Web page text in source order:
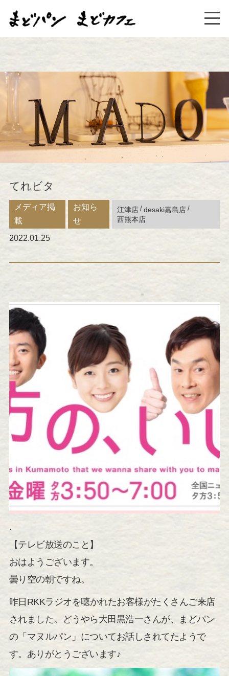
てれビタ
メディア掲
載
お知ら
せ
江津店
desaki嘉島店
西熊本店
2022.01.25
.
【テレビ放送のこと】
おはようございます。
曇り空の朝ですね。
昨日RKKラジオを聴かれたお客様がたくさんご来店
されました。どうやら大田黒浩一さんが、まどパン
の「マヌルパン」についてお話しされてたようで
す。ありがとうございます♪